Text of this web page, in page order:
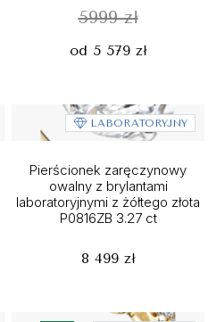
5999 zł
od 5 579 zł
LABORATORYJNY
Pierścionek zaręczynowy
owalny z brylantami
laboratoryjnymi z żółtego złota
P0816ZB 3.27 ct
8 499 zł